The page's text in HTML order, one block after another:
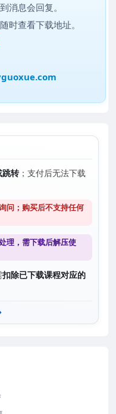
消息会回复。
时查看下载地址。
跳转；支付后无法下载
问；购买后不支持任何
理，需下载后解压使
扣除已下载课程对应的